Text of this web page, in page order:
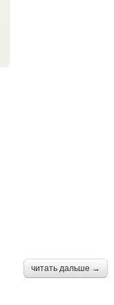
читать дальше →